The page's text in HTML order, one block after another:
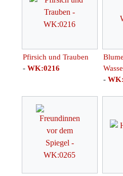
Pfirsich und Trauben
- WK:0216
-